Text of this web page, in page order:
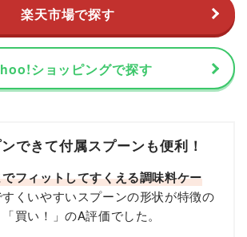
楽天市場で探す
ショッピングで探す
できて付属スプーンも便利！
フィットしてすくえる調味料ケー
くいやすいスプーンの形状が特徴の
買い！」のA評価でした。